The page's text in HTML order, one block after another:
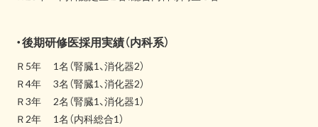
・後期研修医採用実績（内科系）
Ｒ5年 1名（腎臓1、消化器2）
Ｒ4年 3名（腎臓1、消化器2）
Ｒ3年 2名（腎臓1、消化器1）
Ｒ2年 1名（内科総合1）